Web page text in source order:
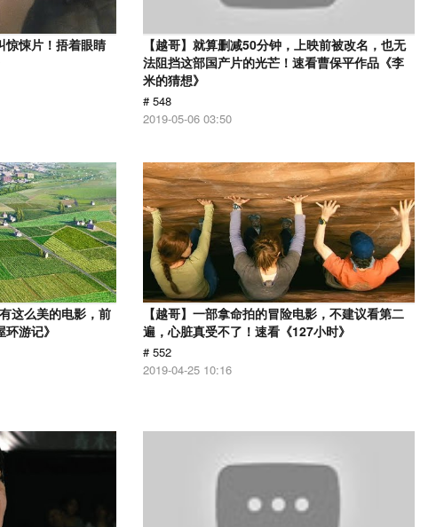
惊悚片！捂着眼睛
【越哥】就算删减50分钟，上映前被改名，也无
法阻挡这部国产片的光芒！速看曹保平作品《李
米的猜想》
# 548
2019-05-06 03:50
这么美的电影，前
游记》
【越哥】一部拿命拍的冒险电影，不建议看第二
遍，心脏真受不了！速看《127小时》
# 552
2019-04-25 10:16